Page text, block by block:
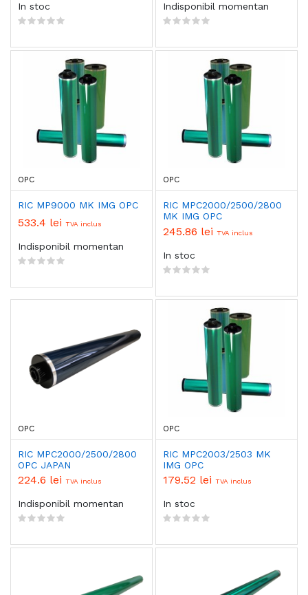
In stoc Indisponibil momentan
OPC
RIC MP9000 MK IMG OPC
533.4 lei TVA inclus
Indisponibil momentan
OPC
RIC MPC2000/2500/2800
MK IMG OPC
245.86 lei TVA inclus
In stoc
OPC
RIC MPC2000/2500/2800
OPC JAPAN
224.6 lei TVA inclus
Indisponibil momentan
OPC
RIC MPC2003/2503 MK
IMG OPC
179.52 lei TVA inclus
In stoc